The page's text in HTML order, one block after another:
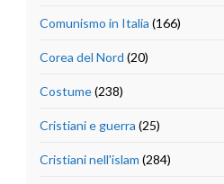
Comunismo in Italia (166)
Corea del Nord (20)
Costume(238)
Cristiani e guerra (25)
Cristiani nell'islam (284)